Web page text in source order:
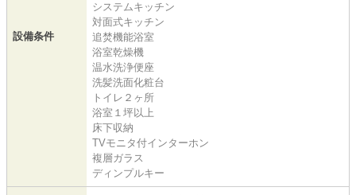
設備条件
システムキッチン
対面式キッチン
追焚機能浴室
浴室乾燥機
温水洗浄便座
洗髪洗面化粧台
トイレ２ヶ所
浴室１坪以上
床下収納
TVモニタ付インターホン
複層ガラス
ディンプルキー